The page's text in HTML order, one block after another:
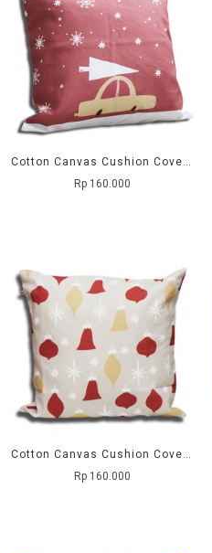
Cotton Canvas Cushion Cover Mobil
Rp 160.000
Cotton Canvas Cushion Cover Hiasan Natal - Bel
Rp 160.000